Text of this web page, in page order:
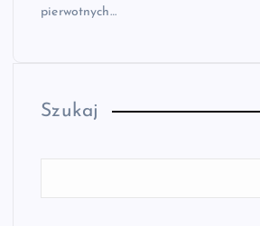
pierwotnych…
Szukaj